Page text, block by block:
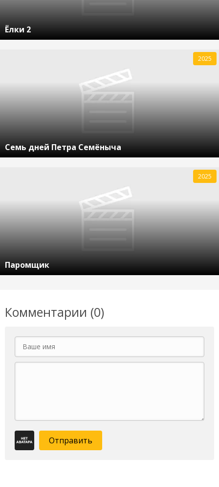
Ёлки 2
Семь дней Петра Семёныча
2025
Паромщик
2025
Комментарии (0)
Отправить